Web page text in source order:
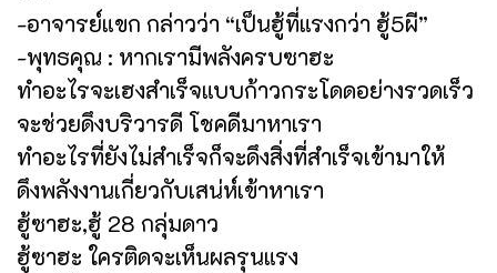
-อาจารย์แขก กล่าวว่า “เป็นฮู้ที่แรงกว่า ฮู้5ผี”
-พุทธคุณ : หากเรามีพลังครบซาฮะ
ทำอะไรจะเฮงสำเร็จแบบก้าวกระโดดอย่างรวดเร็ว
จะช่วยดึงบริวารดี โชคดีมาหาเรา
ทำอะไรที่ยังไม่สำเร็จก็จะดึงสิ่งที่สำเร็จเข้ามาให้
ดึงพลังงานเกี่ยวกับเสน่ห์เข้าหาเรา
ฮู้ซาฮะ,ฮู้ 28 กลุ่มดาว
ฮู้ซาฮะ ใครติดจะเห็นผลรุนแรง